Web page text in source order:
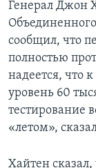
Генерал Джон
сообщил, что
полностью
надеется, что
уровень 60
тестирование
«летом»,
Хайтен сказал,